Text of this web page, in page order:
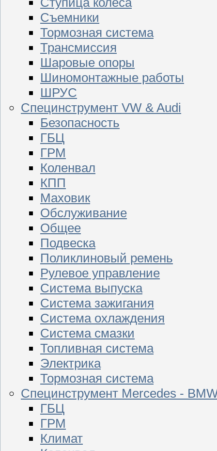
Съемники
Тормозная система
Трансмиссия
Шаровые опоры
Шиномонтажные работы
ШРУС
Специнструмент VW & Audi
Безопасность
ГБЦ
ГРМ
Коленвал
КПП
Маховик
Обслуживание
Общее
Подвеска
Поликлиновый ремень
Рулевое управление
Система выпуска
Система зажигания
Система охлаждения
Система смазки
Топливная система
Электрика
Тормозная система
Специнструмент Mercedes -
ГБЦ
ГРМ
Климат